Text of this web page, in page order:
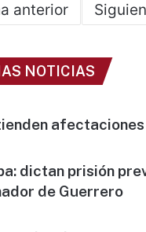
anterior
NOTICIAS
dictan prisión
de Guerrero